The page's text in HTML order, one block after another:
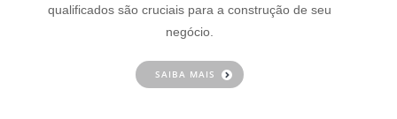
qualificados são cruciais para a construção de seu
negócio.
SAIBA MAIS